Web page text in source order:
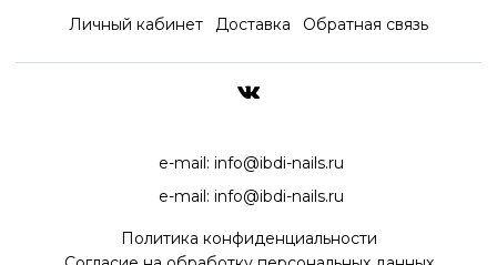
Личный кабинет Доставка Обратная связь
e-mail: info@ibdi-nails.ru
e-mail: info@ibdi-nails.ru
Политика конфиденциальности